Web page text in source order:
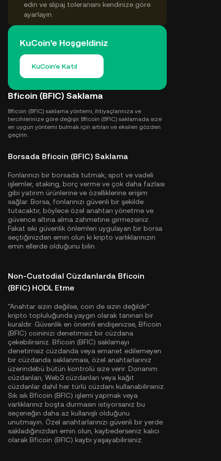
edin ve slipaj toleransını kendinize göre
ayarlayın.
KuCoin'e Hoşgeldiniz
KuCoin'e Katıl
Bficoin (BFIC) Saklama
Bficoin (BFIC) saklama yöntemi, ihtiyaçlarınıza ve
tercihlerinize göre değişir. Bficoin (BFIC) saklamada size
en uygun yöntemi bulmak için artıları ve eksileri gözden
geçirin.
Borsada Bficoin (BFIC) Saklama
Fonlarınızı bir borsada tutmak; spot ve vadeli
işlemler, staking, borç verme ve çok daha fazlası
gibi yatırım ürünlerine ve özelliklerine erişim
sağlar. Borsa, fonlarınızı güvenli bir şekilde
tutacaktır, böylece özel anahtarı yönetme ve
güvence altına alma zahmetine girmezsiniz.
Fakat sıkı güvenlik önlemleri uygulayan bir borsa
seçtiğinizden emin olun ki kripto varlıklarınızın
emin ellerde olduğunu bilin.
Non-Custodial Cüzdanlarda Bficoin
(BFIC) HODL Etme
"Anahtar sizin değilse, coin de sizin değildir"
kripto topluluğunda yaygın olarak tanınan bir
kuraldır. Güvenlik en önemli endişenizse, Bficoin
(BFIC) coininizi denetimsiz bir cüzdana
çekebilirsiniz. Bficoin (BFIC) saklamayı
denetimsiz cüzdanda veya emanet edilemeyen
bir cüzdanda saklanması, özel anahtarlarınız
üzerindebü bütün kontrolü size verir. Donanım
cüzdanları, Web3 cüzdanları veya kağıt
cüzdanlar dahil her türlü cüzdanı kullanabilirsiniz.
Sık sık Bficoin (BFIC) işlemi yapmak veya
varlıklarınız boşta durmasın istiyorsanız bu
seçeneğin daha az kullanışlı olduğunu
unutmayın. Özel anahtarlarınızı güvenli bir yerde
sakladığınızdan emin olun, kaybederseniz kalıcı
olarak Bficoin (BFIC) kaybı yaşayabilirsiniz.